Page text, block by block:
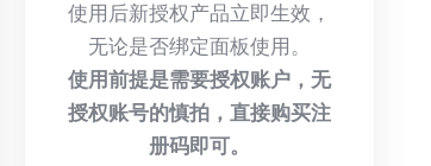
使用后新授权产品立即生效，
无论是否绑定面板使用。
使用前提是需要授权账户，无
授权账号的慎拍，直接购买注
册码即可。